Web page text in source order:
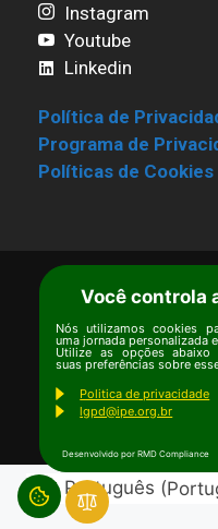
Instagram
Youtube
Linkedin
Política de
Programa de
Políticas de Cookies
Termos
Copyright © Ipê
Email:
Português (
Você controla
Nós utilizamos cookies
uma jornada personalizada
Utilize as opções abaixo
suas preferências sobre
Politica de privacidade
lgpd@ipe.org.br
Desenvolvido por RMD Compliance